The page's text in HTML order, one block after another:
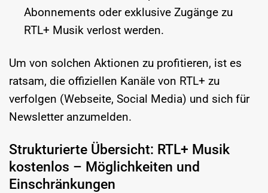
Abonnements oder exklusive Zugänge zu
RTL+ Musik verlost werden.
Um von solchen Aktionen zu profitieren, ist es
ratsam, die offiziellen Kanäle von RTL+ zu
verfolgen (Webseite, Social Media) und sich für
Newsletter anzumelden.
Strukturierte Übersicht: RTL+ Musik
kostenlos – Möglichkeiten und
Einschränkungen